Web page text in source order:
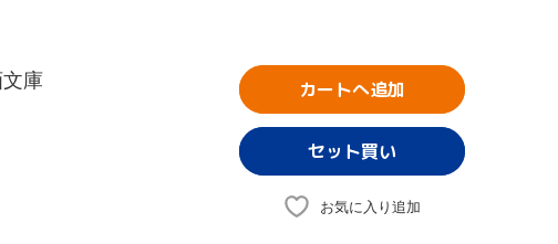
庫 カートへ追加
お気に入り追加